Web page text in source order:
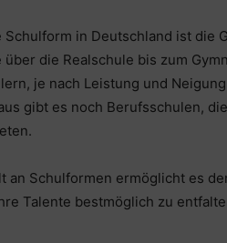
Schulform in Deutschland ist die
über die Realschule bis zum
je nach Leistung und
gibt es noch Berufsschulen,
an Schulformen ermöglicht es
Talente bestmöglich zu